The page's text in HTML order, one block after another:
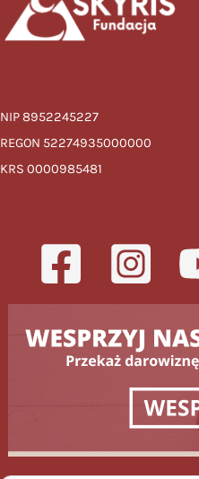
NIP 8952245227
REGON 52274935000000
KRS 0000985481